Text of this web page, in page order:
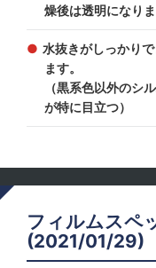
燥後は透明になりま
水抜きがしっかり
ます。
（黒系色以外のシ
が特に目立つ）
フィルムスペ
(2021/01/29)